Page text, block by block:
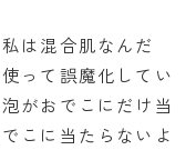
は混合肌なんだ
って誤魔化してい
がおでこにだけ当
こに当たらないよ